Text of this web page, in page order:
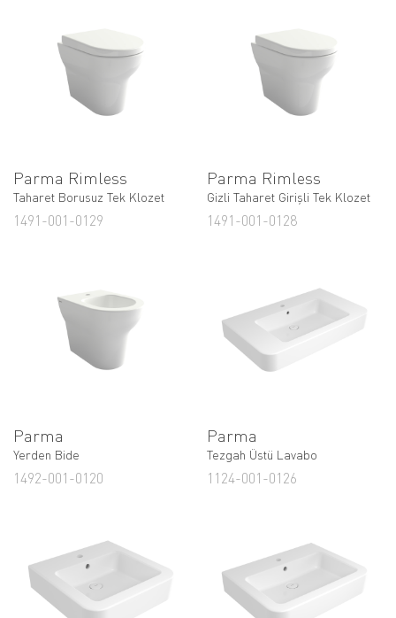
Parma Rimless
Taharet Borusuz Tek Klozet
1491-001-0129
Parma Rimless
Gizli Taharet Girişli Tek Klozet
1491-001-0128
Parma
Yerden Bide
1492-001-0120
Parma
Tezgah Üstü Lavabo
1124-001-0126